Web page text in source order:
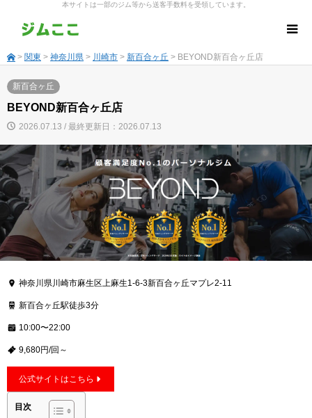
本サイトは一部のジム等から送客手数料を受領しています。
> 関東 > 神奈川県 > 川崎市 > 新百合ヶ丘 > BEYOND新百合ヶ丘店
新百合ヶ丘
BEYOND新百合ヶ丘店
2026.07.13 / 最終更新日：2026.07.13
神奈川県川崎市麻生区上麻生1-6-3新百合ヶ丘マプレ2-11
新百合ヶ丘駅徒歩3分
10:00〜22:00
9,680円/回～
公式サイトはこちら
目次